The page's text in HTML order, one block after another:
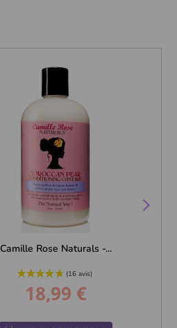
Camille Rose Naturals -...
Prix
18,99 €